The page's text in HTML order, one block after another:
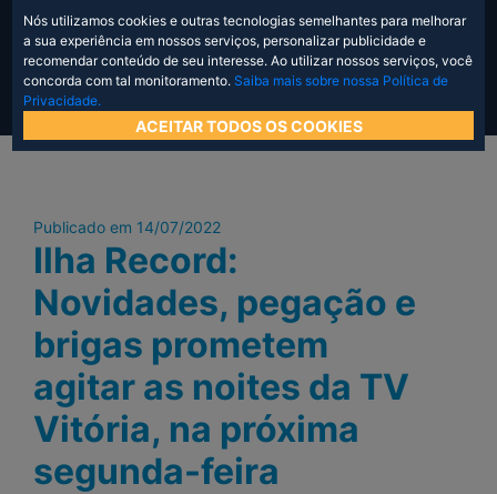
Nós utilizamos cookies e outras tecnologias semelhantes para melhorar
a sua experiência em nossos serviços, personalizar publicidade e
recomendar conteúdo de seu interesse. Ao utilizar nossos serviços, você
concorda com tal monitoramento. Saiba mais sobre nossa Política de
Privacidade.
ACEITAR TODOS OS COOKIES
Publicado em 14/07/2022
Ilha Record:
Novidades, pegação e
brigas prometem
agitar as noites da TV
Vitória, na próxima
segunda-feira